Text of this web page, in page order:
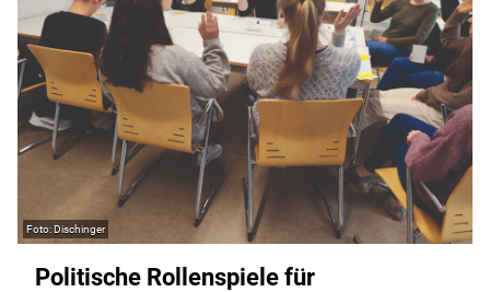
Dischinger
Politische Rollenspiele für